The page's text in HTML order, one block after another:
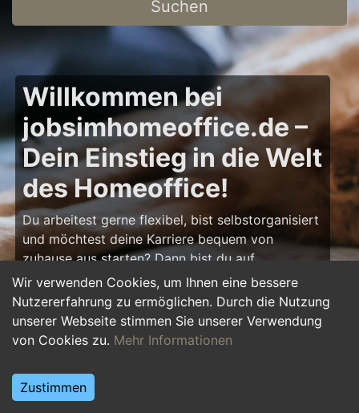
Wir verwenden Cookies, um Ihnen eine bessere
Nutzererfahrung zu ermöglichen. Durch die Nutzung
unserer Webseite stimmen Sie unserer Verwendung
von Cookies zu. Mehr Informationen
Zustimmen
Suchen
Willkommen bei
jobsimhomeoffice.de –
Dein Einstieg in die Welt
des Homeoffice!
Du arbeitest gerne flexibel, bist selbstorganisiert
und möchtest deine Karriere bequem von
zuhause aus starten? Dann bist du auf
jobsimhomeoffice.de genau richtig! Hier findest
du zahlreiche Ausbildungsplätze, Praktika und
Jobs, die komplett oder teilweise im Homeoffice
erledigt werden können – von IT über Marketing
Starte deine Karriere im Homeoffice und gestalte
deinen Arbeitsalltag nach deinen Vorstellungen!